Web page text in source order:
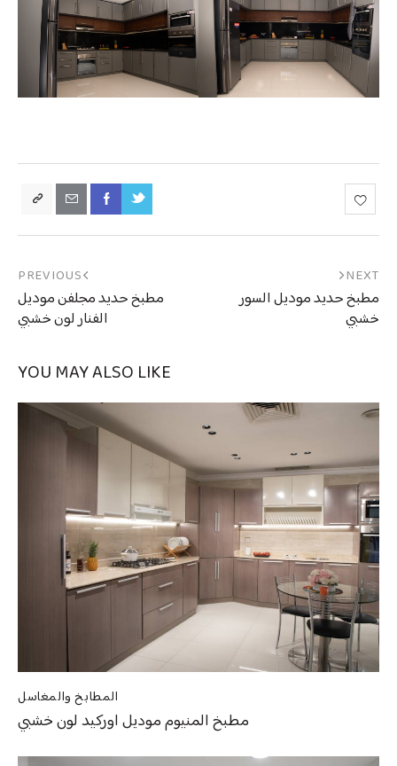
PREVIOUS
مطبخ حديد مجلفن موديل
الفنار لون خشبي
NEXT
مطبخ حديد موديل السور
خشبي
YOU MAY ALSO LIKE
المطابخ والمغاسل
مطبخ المنيوم موديل اوركيد لون خشبي